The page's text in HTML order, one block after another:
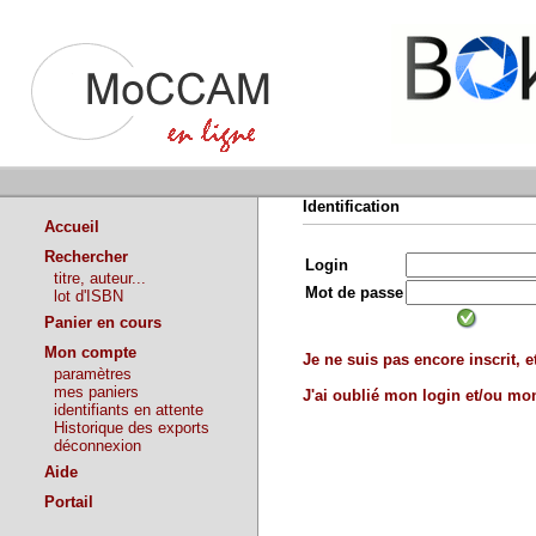
Accueil
Rechercher
titre, auteur...
lot d'ISBN
Panier en cours
Mon compte
paramètres
mes paniers
identifiants en attente
Historique des exports
déconnexion
Aide
Portail
Identification
Login
Mot de passe
Je ne suis pas encore inscrit,
J'ai oublié mon login et/ou